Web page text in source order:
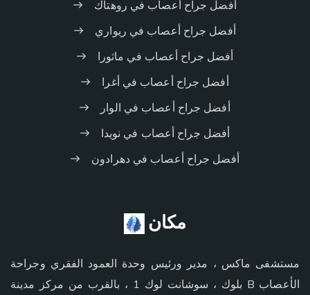
أفضل جراح أعصاب في روهتاك
أفضل جراح أعصاب في ريواري
أفضل جراح أعصاب في ماثورا
أفضل جراح أعصاب في أغرا
أفضل جراح أعصاب في الوار
أفضل جراح أعصاب في نويدا
أفضل جراح أعصاب في دهرادون
مكان
مستشفى ماكس ، مدير ورئيس وحدة العمود الفقري وجراحة
الأعصاب B بلوك ، سوشانت لوك 1 ، بالقرب من مركز مدينة